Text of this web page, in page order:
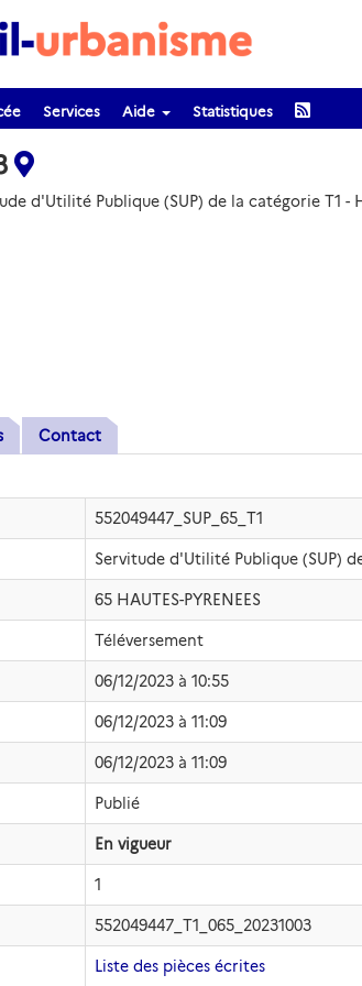
Services Aide Statistiques
d'Utilité Publique (SUP) de la catégorie T1 -
Contact
552049447_SUP_65_T1
Servitude d'Utilité Publique (SUP)
65 HAUTES-PYRENEES
Téléversement
06/12/2023 à 10:55
06/12/2023 à 11:09
06/12/2023 à 11:09
Publié
En vigueur
1
552049447_T1_065_20231003
Liste des pièces écrites